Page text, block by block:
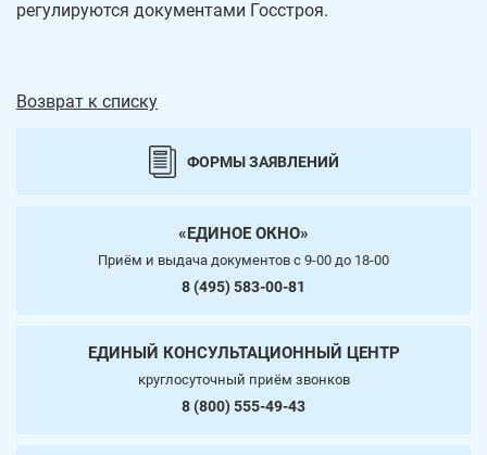
регулируются документами Госстроя.
Возврат к списку
ФОРМЫ ЗАЯВЛЕНИЙ
«ЕДИНОЕ ОКНО»
Приём и выдача документов c 9-00 до 18-00
8 (495) 583-00-81
ЕДИНЫЙ КОНСУЛЬТАЦИОННЫЙ ЦЕНТР
круглосуточный приём звонков
8 (800) 555-49-43